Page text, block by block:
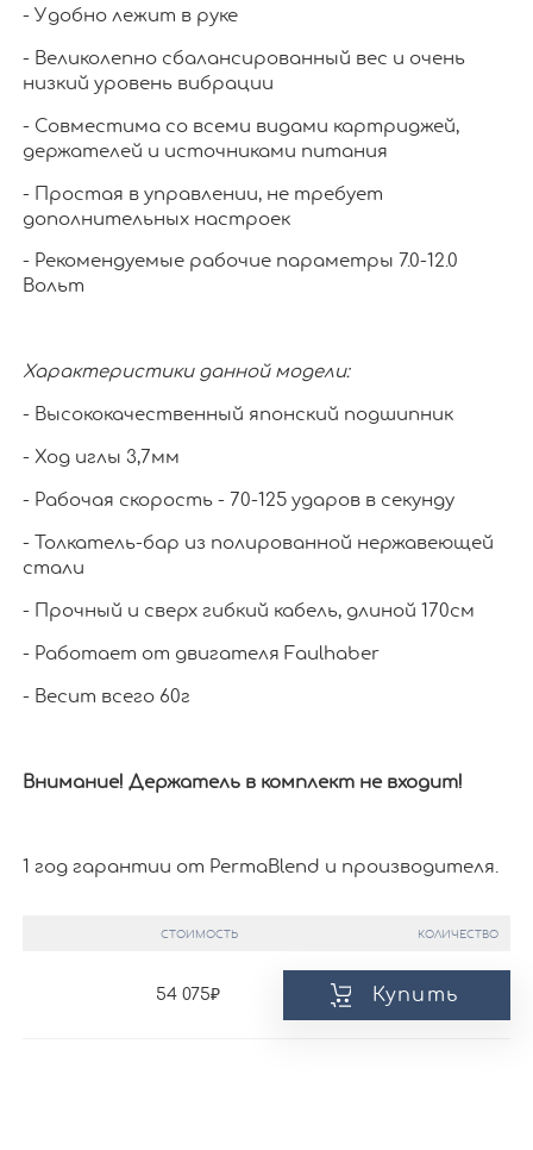
- Удобно лежит в руке
- Великолепно сбалансированный вес и очень
низкий уровень вибрации
- Совместима со всеми видами картриджей,
держателей и источниками питания
- Простая в управлении, не требует
дополнительных настроек
- Рекомендуемые рабочие параметры 7.0-12.0
Вольт
Характеристики данной модели:
- Высококачественный японский подшипник
- Ход иглы 3,7мм
- Рабочая скорость - 70-125 ударов в секунду
- Толкатель-бар из полированной нержавеющей
стали
- Прочный и сверх гибкий кабель, длиной 170см
- Работает от двигателя Faulhaber
- Весит всего 60г
Внимание! Держатель в комплект не входит!
1 год гарантии от PermaBlend и производителя.
СТОИМОСТЬ КОЛИЧЕСТВО
54 075 Купить